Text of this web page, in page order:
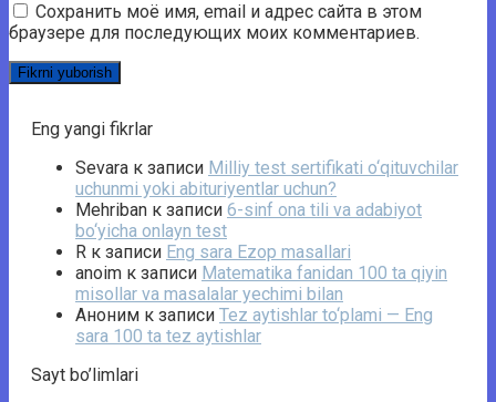
Сохранить моё имя, email и адрес сайта в этом
браузере для последующих моих комментариев.
Eng yangi fikrlar
Sevara к записи Milliy test sertifikati o‘qituvchilar
uchunmi yoki abituriyentlar uchun?
Mehriban к записи 6-sinf ona tili va adabiyot
bo‘yicha onlayn test
R к записи Eng sara Ezop masallari
anoim к записи Matematika fanidan 100 ta qiyin
misollar va masalalar yechimi bilan
Аноним к записи Tez aytishlar to‘plami — Eng
sara 100 ta tez aytishlar
Sayt bo’limlari